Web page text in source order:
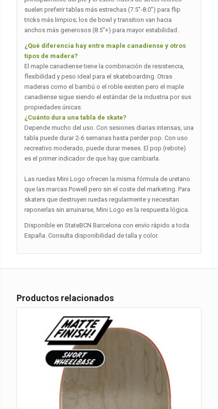
suelen preferir tablas más estrechas (7.5″-8.0″) para flip
tricks más limpios; los de bowl y transition van hacia
anchos más generosos (8.5″+) para mayor estabilidad.
¿Qué diferencia hay entre maple canadiense y otros
tipos de madera?
El maple canadiense tiene la combinación de resistencia,
flexibilidad y peso ideal para el skateboarding. Otras
maderas como el bambú o el roble existen pero el maple
canadiense sigue siendo el estándar de la industria por sus
propiedades únicas.
¿Cuánto dura una tabla de skate?
Depende mucho del uso. Con sesiones diarias intensas, una
tabla puede durar 2-6 semanas hasta perder pop. Con uso
recreativo moderado, puede durar meses. El pop (rebote)
es el primer indicador de que hay que cambiarla.
Las ruedas Mini Logo ofrecen la misma fórmula de uretano
que las marcas Powell pero sin el coste del marketing. Para
skaters que destruyen ruedas regularmente y necesitan
reponerlas sin arruinarse, Mini Logo es la respuesta lógica.
Disponible en StateBCN Barcelona con envío rápido a toda
España. Consulta disponibilidad de talla y color.
Productos relacionados